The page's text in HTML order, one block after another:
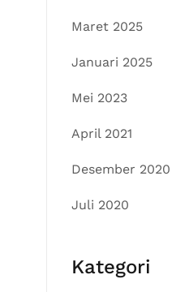
Maret 2025
Januari 2025
Mei 2023
April 2021
Desember 2020
Juli 2020
Kategori